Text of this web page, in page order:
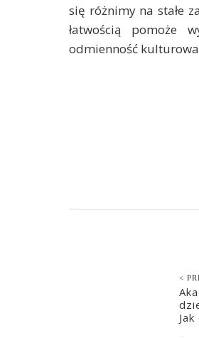
się różnimy na stałe
łatwością pomoże
odmienność
<